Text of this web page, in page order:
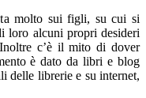
molto sui figli, su cui si
loro alcuni propri desideri
c’è il mito di dover
è dato da libri e blog
delle librerie e su internet,